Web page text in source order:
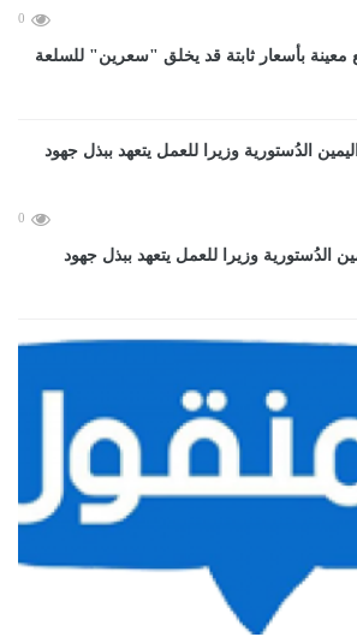
0
معينة بأسعار ثابتة قد يخلق "سعرين" للسلعة
0
الدُستورية وزيرا للعمل يتعهد ببذل جهود